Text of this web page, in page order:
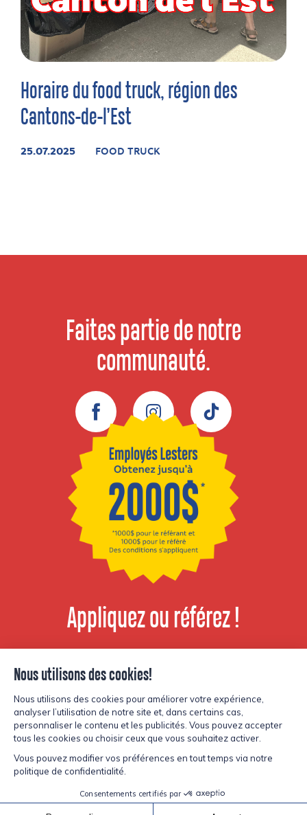
Horaire du food truck, région des
Cantons-de-l’Est
25.07.2025 FOOD TRUCK
Faites partie de notre
communauté.
Facebook Instagram TikTok
Appliquez ou référez !
Voir les postes
disponibles
© Copyright Lesters 2026Politique de confidentialitéSite parKryzalid